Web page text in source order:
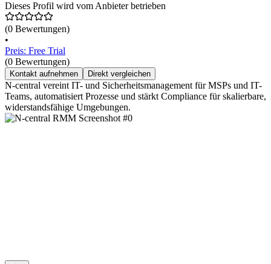
Dieses Profil wird vom Anbieter betrieben
(0 Bewertungen)
•
Preis: Free Trial
(0 Bewertungen)
Kontakt aufnehmen Direkt vergleichen
N-central vereint IT- und Sicherheitsmanagement für MSPs und IT-
Teams, automatisiert Prozesse und stärkt Compliance für skalierbare,
widerstandsfähige Umgebungen.